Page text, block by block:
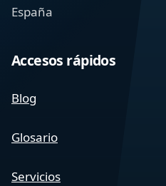
España
Accesos rápidos
Blog
Glosario
Servicios